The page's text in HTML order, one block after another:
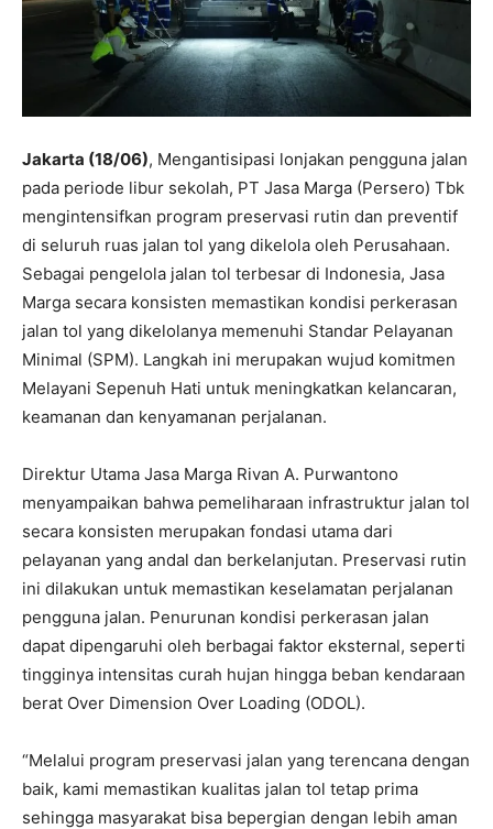
Jakarta (18/06), Mengantisipasi lonjakan pengguna jalan
pada periode libur sekolah, PT Jasa Marga (Persero) Tbk
mengintensifkan program preservasi rutin dan preventif
di seluruh ruas jalan tol yang dikelola oleh Perusahaan.
Sebagai pengelola jalan tol terbesar di Indonesia, Jasa
Marga secara konsisten memastikan kondisi perkerasan
jalan tol yang dikelolanya memenuhi Standar Pelayanan
Minimal (SPM). Langkah ini merupakan wujud komitmen
Melayani Sepenuh Hati untuk meningkatkan kelancaran,
keamanan dan kenyamanan perjalanan.
Direktur Utama Jasa Marga Rivan A. Purwantono
menyampaikan bahwa pemeliharaan infrastruktur jalan tol
secara konsisten merupakan fondasi utama dari
pelayanan yang andal dan berkelanjutan. Preservasi rutin
ini dilakukan untuk memastikan keselamatan perjalanan
pengguna jalan. Penurunan kondisi perkerasan jalan
dapat dipengaruhi oleh berbagai faktor eksternal, seperti
tingginya intensitas curah hujan hingga beban kendaraan
berat Over Dimension Over Loading (ODOL).
“Melalui program preservasi jalan yang terencana dengan
baik, kami memastikan kualitas jalan tol tetap prima
sehingga masyarakat bisa bepergian dengan lebih aman